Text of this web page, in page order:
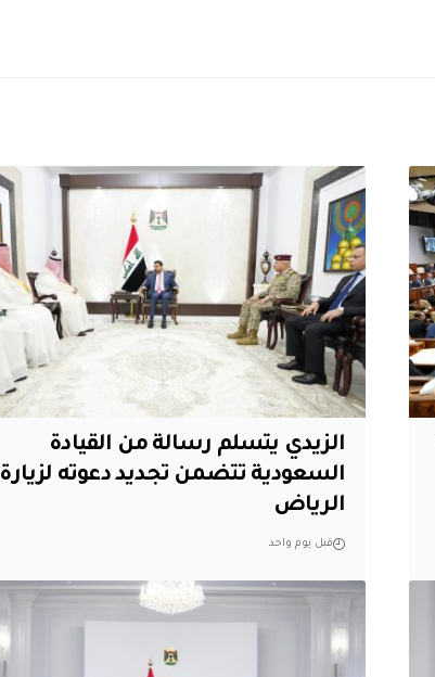
الزيدي يتسلم رسالة من القيادة
السعودية تتضمن تجديد دعوته لزيارة
الرياض
قبل يوم واحد